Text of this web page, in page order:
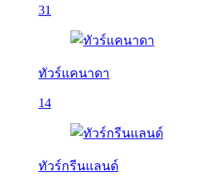
31
ทัวร์แคนาดา
14
ทัวร์กรีนแลนด์